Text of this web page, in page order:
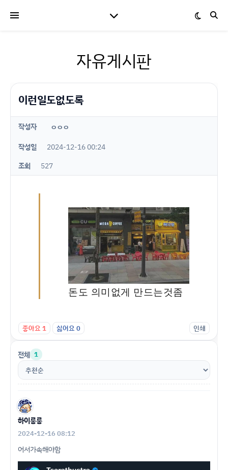
자유게시판
이런일도없도록
작성자 ㅇㅇㅇ
작성일
2024-12-16 00:24
조회
527
돈도 의미없게 만드는것좀
좋아요1 싫어요0 인쇄
전체 1
하이룽룽
2024-12-16 08:12
어서가속해야함